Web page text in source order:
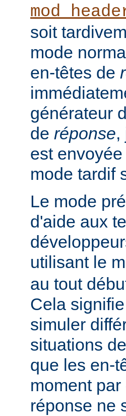
soit
mode
en-têtes de
générateur
de réponse,
est
mode tardif
Le mode
d'aide aux
utilisant le
au tout
Cela
simuler
situations
que les en-
moment
réponse ne